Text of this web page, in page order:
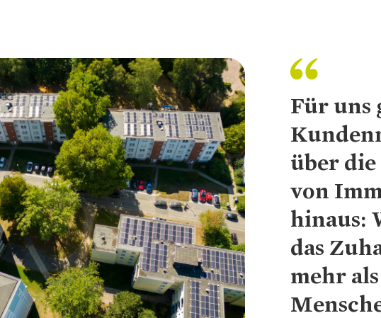
Loading...
Für uns
über
von
hinaus:
das
mehr